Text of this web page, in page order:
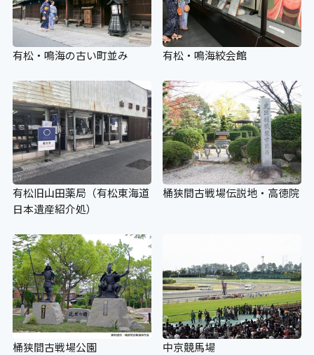
有松・鳴海の古い町並み 有松・鳴海絞会館
有松旧山田薬局（有松東海道
日本遺産紹介処）
桶狭間古戦場伝説地・高徳院
桶狭間古戦場公園 中京競馬場